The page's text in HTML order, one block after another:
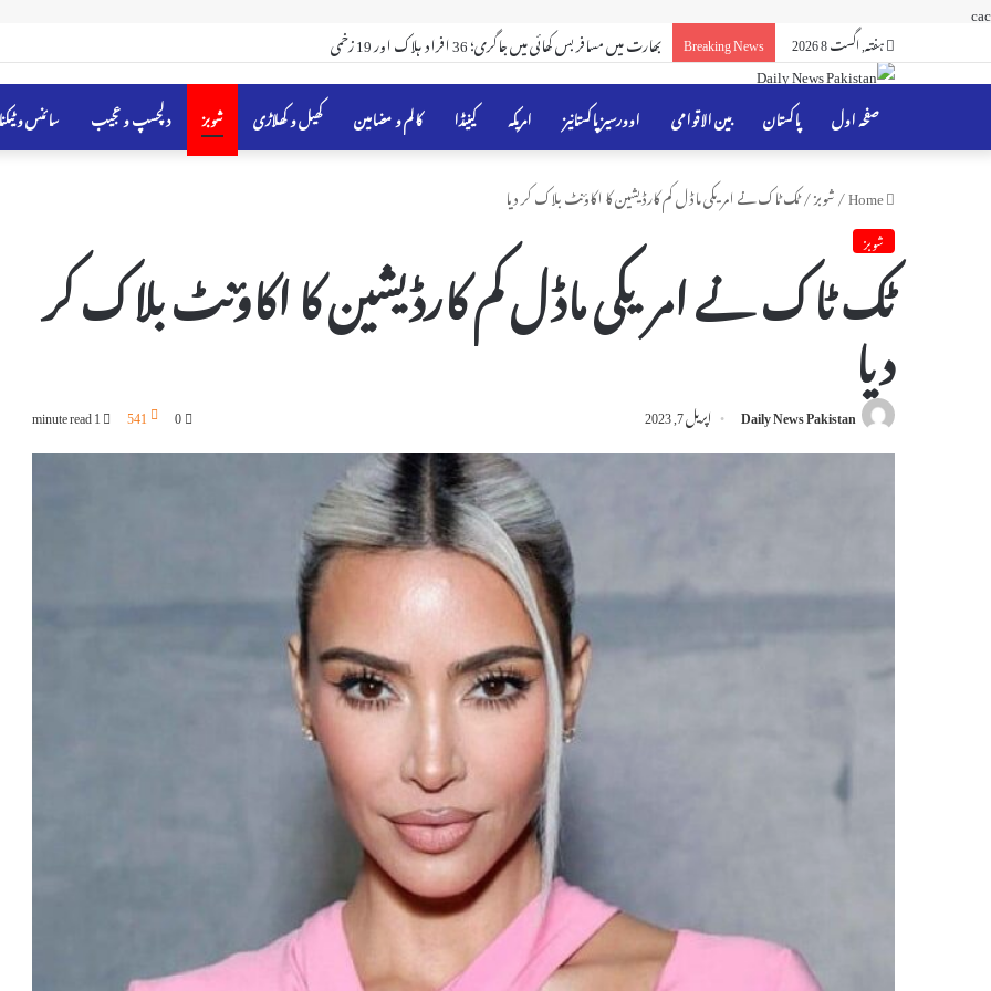
cac
ہفتہ, اگست 8 2026 Breaking News بھارت کینیڈا کے سائبر خطرے کی فہرست میں شامل
صفحہ اول پاکستان بین الاقوامی اوورسیز پاکستانیز امریکہ کینیڈا کالم و مضامین کھیل و کھلاڑی شوبز دلچسپ و عجیب سائنس و
/شوبز/ٹک ٹاک نے امریکی ماڈل کم کارڈیشین کا اکاؤنٹ بلاک کر دیا
شوبز
ٹک ٹاک نے امریکی ماڈل کم کارڈیشین کا اکاؤنٹ بلاک کر
دیا
Daily News Pakistan اپریل 7, 2023 0
541